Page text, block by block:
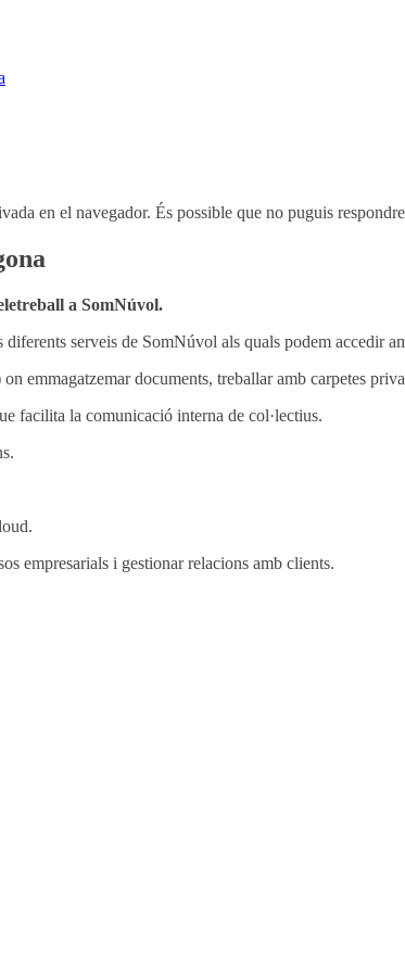
en el navegador. És possible que no puguis
a SomNúvol.
serveis de SomNúvol als quals podem accedir
emmagatzemar documents, treballar amb carpetes
facilita la comunicació interna de col·lectius.
empresarials i gestionar relacions amb clients.